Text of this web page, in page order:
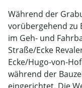
Während der
vorübergehend zu
im Geh- und
Straße/Ecke
Ecke/Hugo-von-
während der